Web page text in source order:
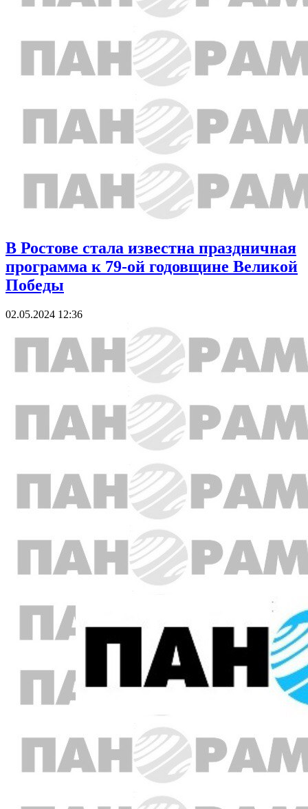
В Ростове стала известна праздничная
программа к 79-ой годовщине Великой
Победы
02.05.2024 12:36